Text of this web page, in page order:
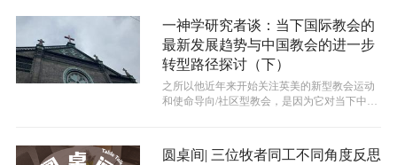
一神学研究者谈：当下国际教会的
最新发展趋势与中国教会的进一步
转型路径探讨（下）
之所以他近年来开始关注英美的新型教会运动
和使命导向/社区型教会，是因为它对当下中国
圆桌间| 三位牧者同工不同角度反思